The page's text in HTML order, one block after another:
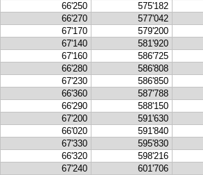
66'250 575'182
66'270 577'042
67'170 579'200
67'140 581'920
67'160 586'725
66'280 586'808
67'230 586'850
66'360 587'788
66'290 588'150
67'200 591'630
66'020 591'840
67'330 595'830
66'320 598'216
67'240 601'706